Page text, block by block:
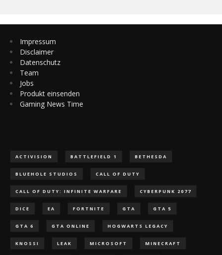
Impressum
Disclaimer
Datenschutz
Team
Jobs
Produkt einsenden
Gaming News Time
ACTIVISION BATTLEFIELD 1 BETHESDA
BLUEHOLE STUDIOS CALL OF DUTY
CALL OF DUTY: INFINITE WARFARE CYBERPUNK 2077
DICE EA FORTNITE GTA GTA 5
GTA 6 GTA ONLINE HOGWARTS LEGACY
KNOSSI LEAK MICROSOFT MINECRAFT